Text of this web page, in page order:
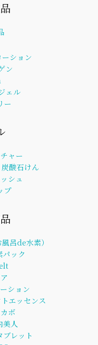
ション
ン
ェル
ー
ャー
酸石けん
シュ
プ
呂de水素）
パック
ション
エッセンス
ボ
人
ブレット